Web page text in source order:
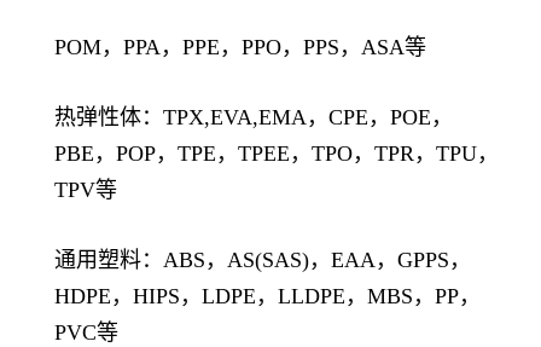
POM，PPA，PPE，PPO，PPS，ASA等
热弹性体：TPX,EVA,EMA，CPE，POE，
PBE，POP，TPE，TPEE，TPO，TPR，TPU，
TPV等
通用塑料：ABS，AS(SAS)，EAA，GPPS，
HDPE，HIPS，LDPE，LLDPE，MBS，PP，
PVC等